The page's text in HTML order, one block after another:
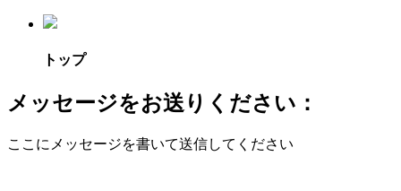
トップ
メッセージをお送りください：
ここにメッセージを書いて送信してください